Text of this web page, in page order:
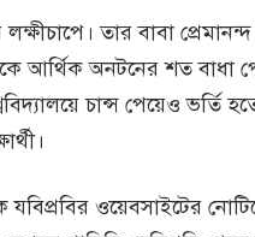
তার বাবা
আর্থিক অনটনের শত বাধা
চান্স পেয়েও ভর্তি
ওয়েবসাইটের